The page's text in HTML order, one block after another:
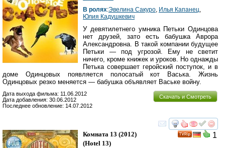
В ролях:Эвелина Сакуро Илья Капанец
Юлия Кадушкевич
У девятилетнего умника Петьки Одинцова
нет друзей, зато есть бабушка Аврора
Александровна. В такой компании будущее
Петьки — под угрозой. Ему не светит
ничего, кроме книжек и уроков. Но однажды
Петька совершает геройский поступок, и в
доме Одинцовых появляется полосатый кот Васька. Жизнь
Одинцовых резко меняется — бабушка объявляет Ваське войну.
Скачать и Смотреть
Дата выхода фильма: 11.06.2012
Дата добавления: 30.06.2012
Последнее обновление: 14.07.2012
смотреть
1
Комната 13 (2012)
(Hotel 13)